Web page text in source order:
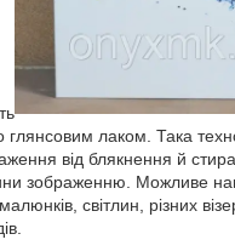
лаком. Така
від блякнення й
зображенню. Можливе
світлин, різних